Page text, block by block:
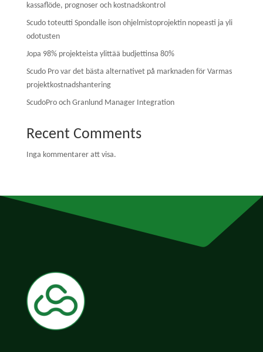
kassaflöde, prognoser och kostnadskontrol
Scudo toteutti Spondalle ison ohjelmistoprojektin nopeasti ja yli
odotusten
Jopa 98% projekteista ylittää budjettinsa 80%
Scudo Pro var det bästa alternativet på marknaden för Varmas
projektkostnadshantering
ScudoPro och Granlund Manager Integration
Recent Comments
Inga kommentarer att visa.